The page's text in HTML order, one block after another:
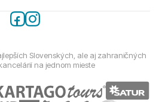
Slovenských, ale aj zahraničných
na jednom mieste